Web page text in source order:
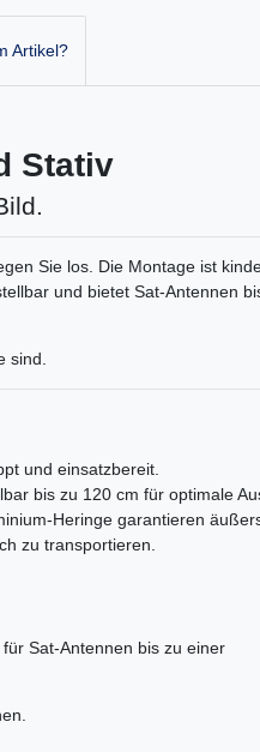
Artikel?
Stativ
Sie los. Die Montage ist
und bietet Sat-Antennen
sind.
und einsatzbereit.
bis zu 120 cm für optimale
Heringe garantieren
zu transportieren.
Sat-Antennen bis zu einer